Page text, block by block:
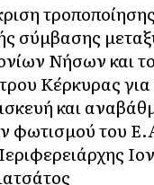
τροποποίησης
σύμβασης
Νήσων και
Κέρκυρας για
και
φωτισμού του